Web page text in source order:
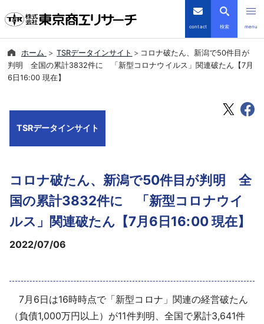
contact 検索 menu
倒産・注目企業情報
TSR-PLUS
会社案内
商品・サービス
採用情報
よくあるご質問
ホーム TSRデータインサイト
コロナ破たん、新潟で50件目が
判明 全国の累計3832件に 「新型コロナウイルス」関連破たん【7月
6日16:00 現在】
TSRデータインサイト
コロナ破たん、新潟で50件目が判明 全
国の累計3832件に 「新型コロナウイ
ルス」関連破たん【7月6日16:00 現在】
2022/07/06
7月6日は16時時点で「新型コロナ」関連の経営破たん
（負債1,000万円以上）が11件判明、全国で累計3,641件